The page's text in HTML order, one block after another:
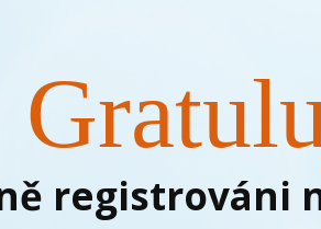
registrováni